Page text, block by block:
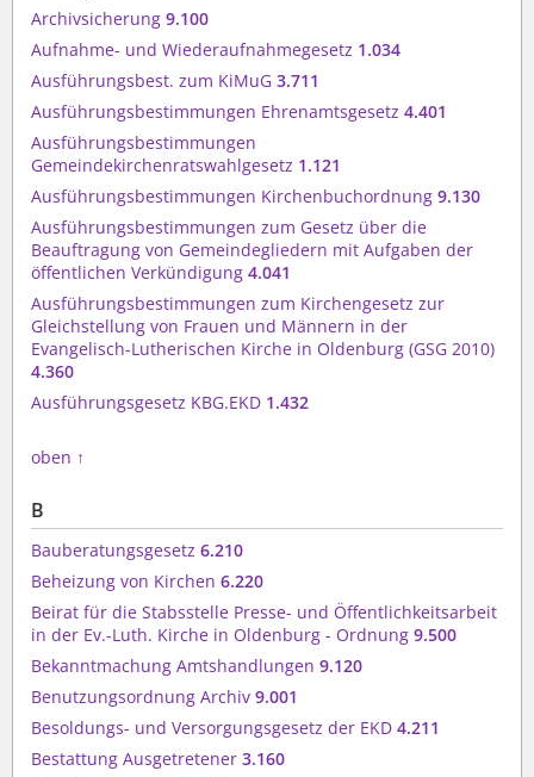
Archivsicherung 9.100
Aufnahme- und Wiederaufnahmegesetz 1.034
Ausführungsbest. zum KiMuG 3.711
Ausführungsbestimmungen Ehrenamtsgesetz 4.401
Ausführungsbestimmungen
Gemeindekirchenratswahlgesetz 1.121
Ausführungsbestimmungen Kirchenbuchordnung 9.130
Ausführungsbestimmungen zum Gesetz über die
Beauftragung von Gemeindegliedern mit Aufgaben der
öffentlichen Verkündigung 4.041
Ausführungsbestimmungen zum Kirchengesetz zur
Gleichstellung von Frauen und Männern in der
Evangelisch-Lutherischen Kirche in Oldenburg (GSG 2010)
4.360
Ausführungsgesetz KBG.EKD 1.432
oben ↑
B
Bauberatungsgesetz 6.210
Beheizung von Kirchen 6.220
Beirat für die Stabsstelle Presse- und Öffentlichkeitsarbeit
in der Ev.-Luth. Kirche in Oldenburg - Ordnung 9.500
Bekanntmachung Amtshandlungen 9.120
Benutzungsordnung Archiv 9.001
Besoldungs- und Versorgungsgesetz der EKD 4.211
Bestattung Ausgetretener 3.160